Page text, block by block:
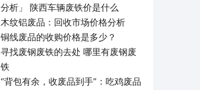
分析」 陕西车辆废铁价是什么
木纹铝废品：回收市场价格分析
铜线废品的收购价格是多少？
寻找废钢废铁的去处 哪里有废钢废
铁
“背包有余，收废品到手”：吃鸡废品